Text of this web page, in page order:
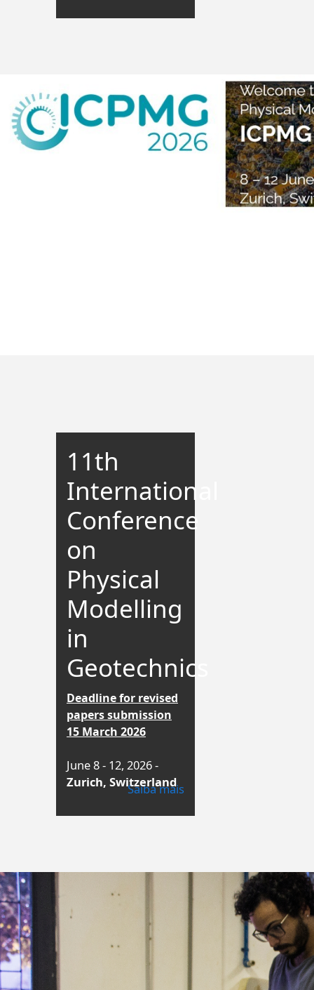
11th
International
Conference
on
Physical
Modelling
in
Geotechnics
Deadline for revised
papers submission
15 March 2026
June 8 - 12, 2026 -
Zurich, Switzerland
Saiba mais